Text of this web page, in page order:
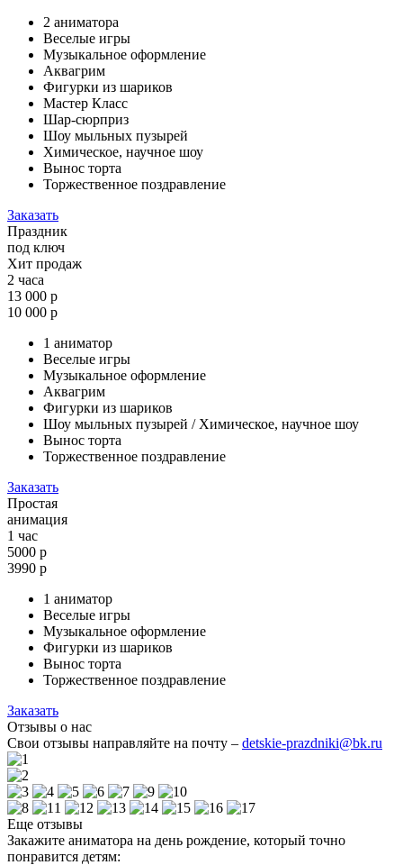
2 аниматора
Веселые игры
Музыкальное оформление
Аквагрим
Фигурки из шариков
Мастер Класс
Шар-сюрприз
Шоу мыльных пузырей
Химическое, научное шоу
Вынос торта
Торжественное поздравление
Заказать
Праздник
под ключ
Хит продаж
2 часа
13 000 р
10 000 р
1 аниматор
Веселые игры
Музыкальное оформление
Аквагрим
Фигурки из шариков
Шоу мыльных пузырей / Химическое, научное шоу
Вынос торта
Торжественное поздравление
Заказать
Простая
анимация
1 час
5000 р
3990 р
1 аниматор
Веселые игры
Музыкальное оформление
Фигурки из шариков
Вынос торта
Торжественное поздравление
Заказать
Отзывы о нас
Свои отзывы направляйте на почту – detskie-prazdniki@bk.ru
Еще отзывы
Закажите аниматора на день рождение, который точно
понравится детям: